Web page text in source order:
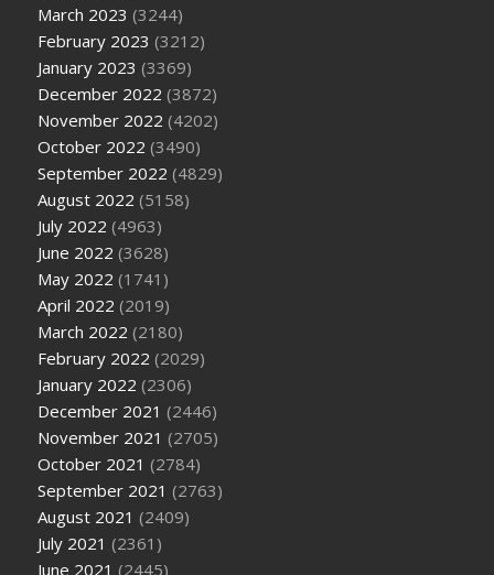
March 2023 (3244)
February 2023 (3212)
January 2023 (3369)
December 2022 (3872)
November 2022 (4202)
October 2022 (3490)
September 2022 (4829)
August 2022 (5158)
July 2022 (4963)
June 2022 (3628)
May 2022 (1741)
April 2022 (2019)
March 2022 (2180)
February 2022 (2029)
January 2022 (2306)
December 2021 (2446)
November 2021 (2705)
October 2021 (2784)
September 2021 (2763)
August 2021 (2409)
July 2021 (2361)
June 2021 (2445)